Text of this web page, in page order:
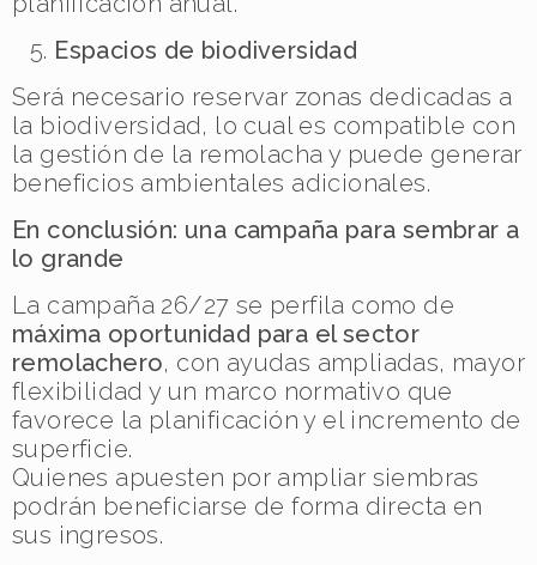
Espacios de biodiversidad
Será necesario reservar zonas dedicadas a
la biodiversidad, lo cual es compatible con
la gestión de la remolacha y puede generar
beneficios ambientales adicionales.
En conclusión: una campaña para sembrar a
lo grande
La campaña 26/27 se perfila como de
máxima oportunidad para el sector
remolachero, con ayudas ampliadas, mayor
flexibilidad y un marco normativo que
favorece la planificación y el incremento de
superficie.
Quienes apuesten por ampliar siembras
podrán beneficiarse de forma directa en
sus ingresos.